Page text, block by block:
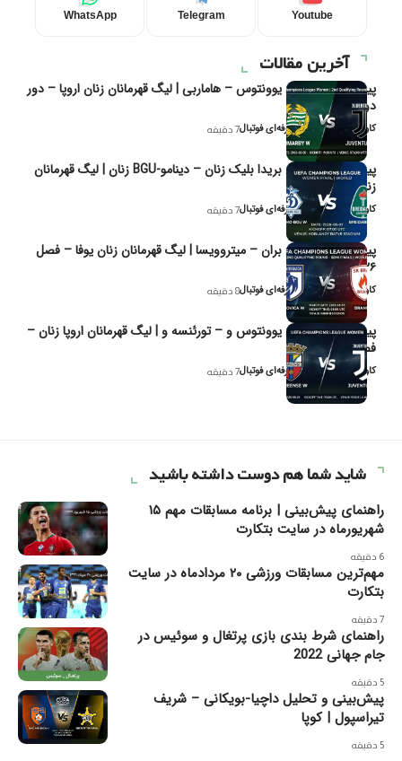
Youtube
Telegram
WhatsApp
آخرین مقالات
پیش‌بینی و تحلیل یوونتوس – هاماربی | لیگ قهرمانان زنان اروپا – دور
دوم مرحله
کاوه نیک‌فر، تحلیل‌گر حرفه‌ای فوتبال7 دقیقه
پیش‌بینی و تحلیل بریدا بلیک زنان – دینامو-BGU زنان | لیگ قهرمانان
زنان یوفا
کاوه نیک‌فر، تحلیل‌گر حرفه‌ای فوتبال7 دقیقه
پیش‌بینی و تحلیل بران – میتروویسا | لیگ قهرمانان زنان یوفا – فصل
۲۰۲۶
کاوه نیک‌فر، تحلیل‌گر حرفه‌ای فوتبال8 دقیقه
پیش‌بینی و تحلیل یوونتوس و – تورئنسه و | لیگ قهرمانان اروپا زنان –
فصل ۲۰۲۶
کاوه نیک‌فر، تحلیل‌گر حرفه‌ای فوتبال7 دقیقه
شاید شما هم دوست داشته باشید
راهنمای پیش‌بینی | برنامه مسابقات مهم ۱۵
شهریورماه در سایت بتکارت
6 دقیقه
مهم‌ترین مسابقات ورزشی ۲۰ مردادماه در سایت
بتکارت
7 دقیقه
راهنمای شرط بندی بازی پرتغال و سوئیس در
جام جهانی 2022
5 دقیقه
پیش‌بینی و تحلیل داچیا-بویکانی – شریف
تیراسپول | کوپا
5 دقیقه